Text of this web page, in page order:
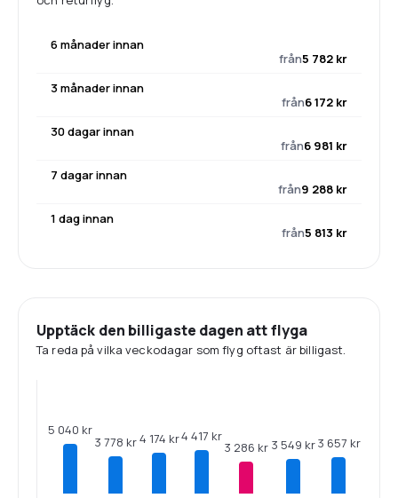
6 månader innan
från5 782 kr
3 månader innan
från6 172 kr
30 dagar innan
från6 981 kr
7 dagar innan
från9 288 kr
1 dag innan
från5 813 kr
Upptäck den billigaste dagen att flyga
Ta reda på vilka veckodagar som flyg oftast är billigast.
5 040 kr
3 778 kr4 174 kr4 417 kr
3 286 kr 3 549 kr3 657 kr